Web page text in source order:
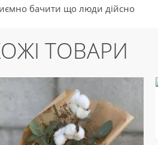
бачити що люди дійсно
ТОВАРИ